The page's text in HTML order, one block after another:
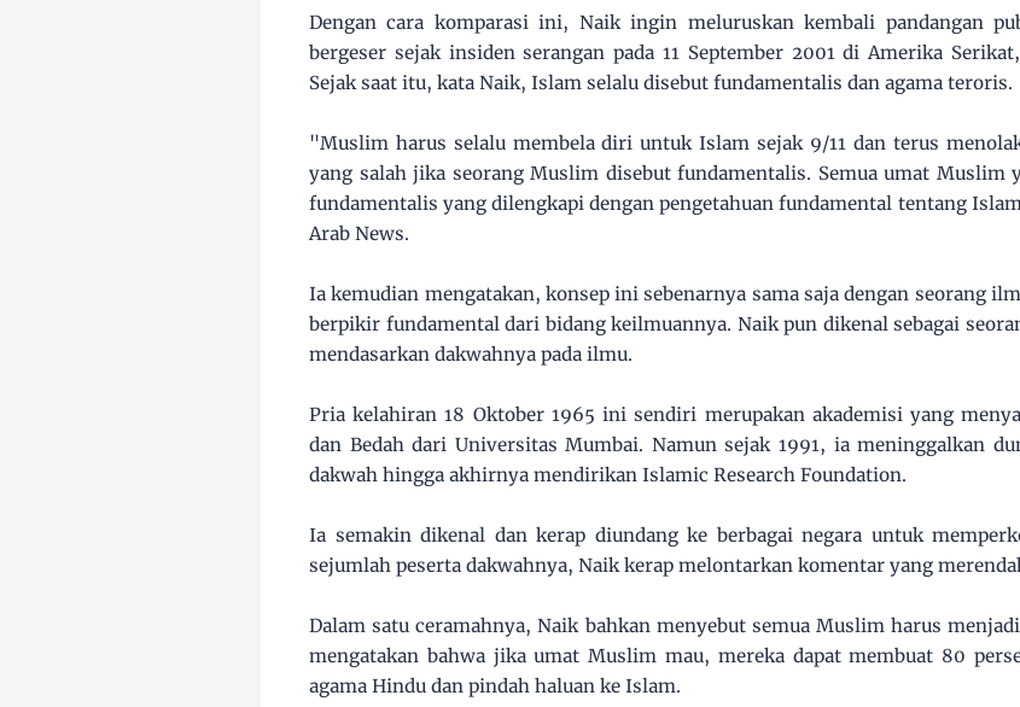
Dengan cara komparasi ini, Naik ingin meluruskan kembali pandangan
bergeser sejak insiden serangan pada 11 September 2001 di Amerika
Sejak saat itu, kata Naik, Islam selalu disebut fundamentalis dan agama teroris.
"Muslim harus selalu membela diri untuk Islam sejak 9/11 dan terus
yang salah jika seorang Muslim disebut fundamentalis. Semua umat Muslim
fundamentalis yang dilengkapi dengan pengetahuan fundamental tentang
Arab News.
Ia kemudian mengatakan, konsep ini sebenarnya sama saja dengan seorang
berpikir fundamental dari bidang keilmuannya. Naik pun dikenal sebagai
mendasarkan dakwahnya pada ilmu.
Pria kelahiran 18 Oktober 1965 ini sendiri merupakan akademisi yang
dan Bedah dari Universitas Mumbai. Namun sejak 1991, ia meninggalkan
dakwah hingga akhirnya mendirikan Islamic Research Foundation.
Ia semakin dikenal dan kerap diundang ke berbagai negara untuk
sejumlah peserta dakwahnya, Naik kerap melontarkan komentar yang
Dalam satu ceramahnya, Naik bahkan menyebut semua Muslim harus
mengatakan bahwa jika umat Muslim mau, mereka dapat membuat 80
agama Hindu dan pindah haluan ke Islam.